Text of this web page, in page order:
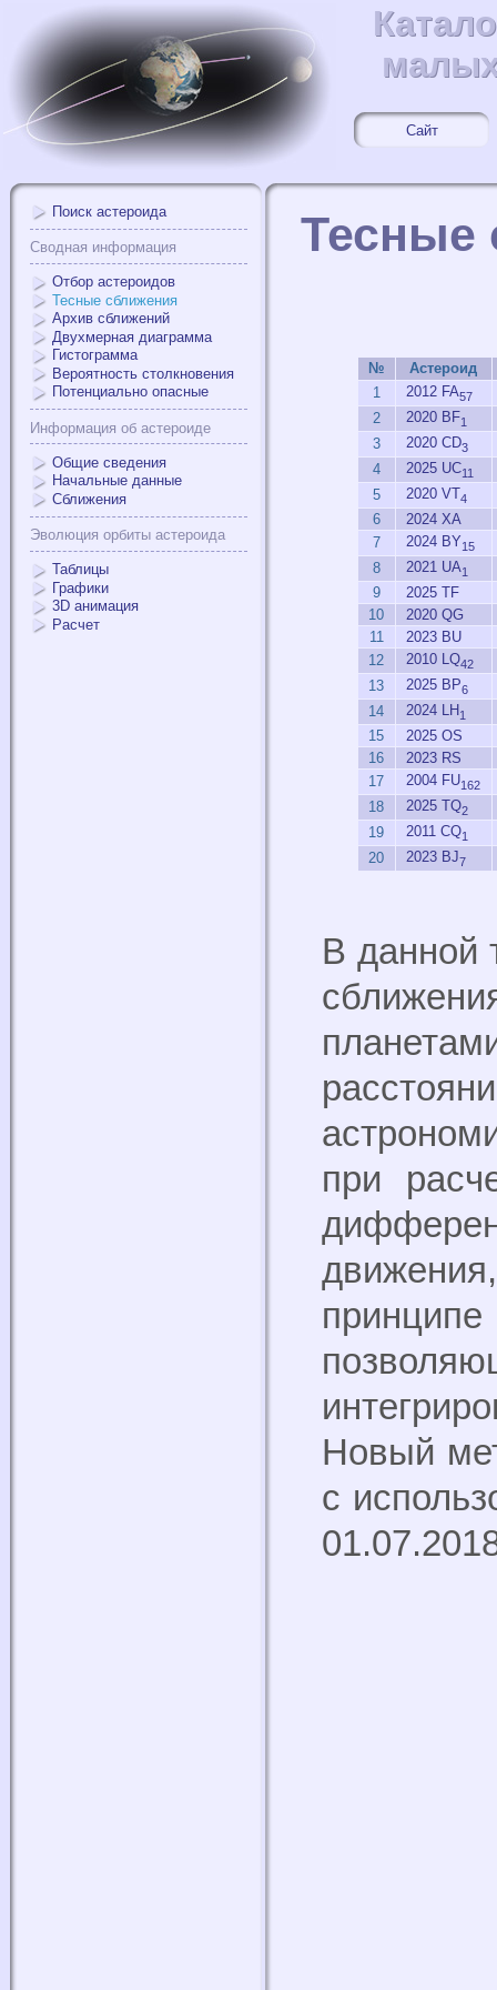
Сайт
Поиск астероида
Сводная информация
Отбор астероидов
Тесные сближения
Архив сближений
Двухмерная диаграмма
Гистограмма
Вероятность столкновения
Потенциально опасные
Информация об астероиде
Общие сведения
Начальные данные
Сближения
Эволюция орбиты астероида
Таблицы
Графики
3D анимация
Расчет
Тесные
№
Астероид
1
2012 FA57
2 2020 BF1
3 2020 CD3
4 2025 UC11
5 2020 VT4
6
2024 XA
7
2024 BY15
8 2021 UA1
9
2025 TF
10
2020 QG
11
2023 BU
12
2010 LQ42
13 2025 BP6
14 2024 LH1
15
2025 OS
16
2023 RS
17
2004 FU162
18 2025 TQ2
19 2011 CQ1
20 2023 BJ7
В данной
при
Новый
с